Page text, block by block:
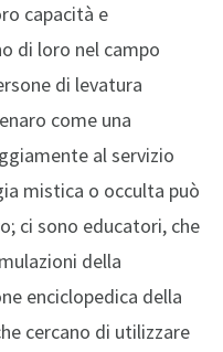
capacità e
di loro nel campo
di levatura
come una
al servizio
mistica o occulta può
ci sono educatori, che
della
enciclopedica della
cercano di utilizzare